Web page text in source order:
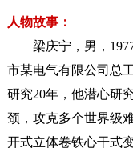
人物故事：
梁庆宁，男，1977
市某电气有限公司总
研究20年，他潜心研
颈，攻克多个世界级
开式立体卷铁心干式